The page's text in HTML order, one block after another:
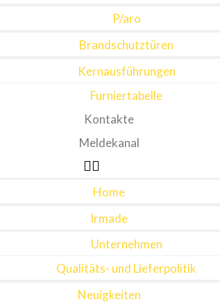
P/aro
Brandschutztüren
Kernausführungen
Furniertabelle
Kontakte
Meldekanal
Home
Irmade
Unternehmen
Qualitäts- und Lieferpolitik
Neuigkeiten